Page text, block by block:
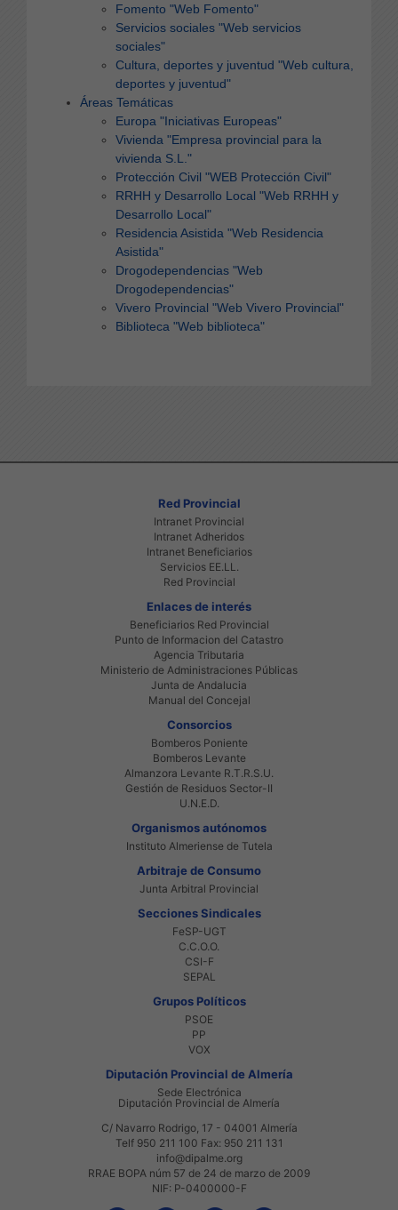
Fomento "Web Fomento"
Servicios sociales "Web servicios
sociales"
Cultura, deportes y juventud "Web cultura,
deportes y juventud"
Áreas Temáticas
Europa "Iniciativas Europeas"
Vivienda "Empresa provincial para la
vivienda S.L."
Protección Civil "WEB Protección Civil"
RRHH y Desarrollo Local "Web RRHH y
Desarrollo Local"
Residencia Asistida "Web Residencia
Asistida"
Drogodependencias "Web
Drogodependencias"
Vivero Provincial "Web Vivero Provincial"
Biblioteca "Web biblioteca"
Red Provincial
Intranet Provincial
Intranet Adheridos
Intranet Beneficiarios
Servicios EE.LL.
Red Provincial
Enlaces de interés
Beneficiarios Red Provincial
Punto de Informacion del Catastro
Agencia Tributaria
Ministerio de Administraciones Públicas
Junta de Andalucia
Manual del Concejal
Consorcios
Bomberos Poniente
Bomberos Levante
Almanzora Levante R.T.R.S.U.
Gestión de Residuos Sector-II
U.N.E.D.
Organismos autónomos
Instituto Almeriense de Tutela
Arbitraje de Consumo
Junta Arbitral Provincial
Secciones Sindicales
FeSP-UGT
C.C.O.O.
CSI-F
SEPAL
Grupos Políticos
PSOE
PP
VOX
Diputación Provincial de Almería
Sede Electrónica
Diputación Provincial de Almería
C/ Navarro Rodrigo, 17 - 04001 Almería
Telf 950 211 100 Fax: 950 211 131
info@dipalme.org
RRAE BOPA núm 57 de 24 de marzo de 2009
NIF: P-0400000-F